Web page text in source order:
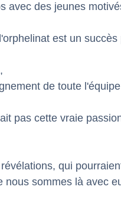
avec des jeunes
est un
de toute
pas cette vraie
qui
nous sommes là avec